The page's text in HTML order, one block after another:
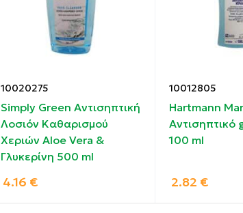
10020275
Simply Green Αντισηπτική
Λοσιόν Καθαρισμού
Χεριών Aloe Vera &
Γλυκερίνη 500 ml
4.16 €
10012805
Hartmann
Αντισηπτικό
100 ml
2.82 €